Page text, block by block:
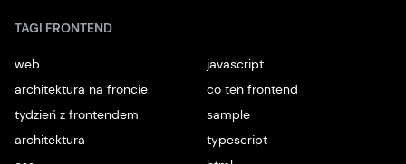
TAGI FRONTEND
web
javascript
architektura na froncie
co ten frontend
tydzień z frontendem
sample
architektura
typescript